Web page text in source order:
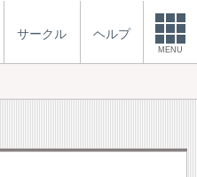
サークル ヘルプ
MENU